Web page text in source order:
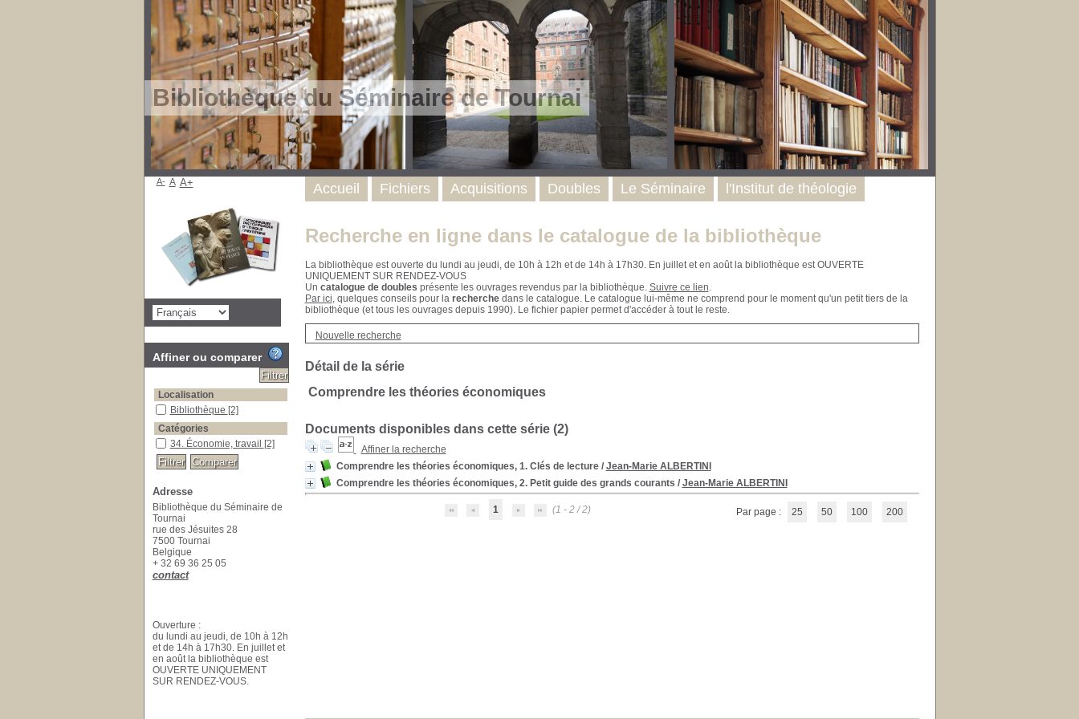
Bibliothèque du Séminaire de Tournai
Recherche en ligne dans le catalogue de la bibliothèque
La bibliothèque est ouverte du lundi au jeudi, de 10h à 12h et de 14h à 17h30. En juillet et en août la bibliothèque est OUVERTE
UNIQUEMENT SUR RENDEZ-VOUS
Un catalogue de doubles présente les ouvrages revendus par la bibliothèque. Suivre ce lien.
Par ici, quelques conseils pour la recherchedans le catalogue. Le catalogue lui-même ne comprend pour le moment qu'un petit tiers de la
bibliothèque (et tous les ouvrages depuis 1990). Le fichier papier permet d'accéder à tout le reste.
Nouvelle recherche
Détail de la série
Comprendre les théories économiques
Documents disponibles dans cette série (2)
Affiner la recherche
Comprendre les théories économiques, 1. Clés de lecture/ Jean-Marie ALBERTINI
Comprendre les théories économiques, 2. Petit guide des grands courants / Jean-Marie ALBERTINI
1 (1 - 2 / 2) Par page : 25 50 100 200
Accueil Fichiers Acquisitions Doubles Le Séminaire l'Institut de théologie
A- A A+
Affiner ou comparer
Localisation
Bibliothèque [2]
Catégories
34. Économie, travail [2]
Adresse
Bibliothèque du Séminaire de
Tournai
rue des Jésuites 28
7500 Tournai
Belgique
+ 32 69 36 25 05
contact
Ouverture :
du lundi au jeudi, de 10h à 12h
et de 14h à 17h30. En juillet et
en août la bibliothèque est
OUVERTE UNIQUEMENT
SUR RENDEZ-VOUS.